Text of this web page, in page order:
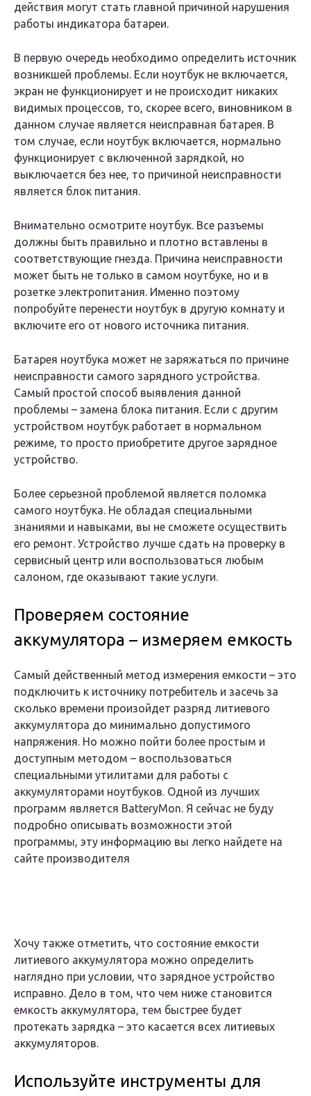
действия могут стать главной причиной нарушения
работы индикатора батареи.
В первую очередь необходимо определить источник
возникшей проблемы. Если ноутбук не включается,
экран не функционирует и не происходит никаких
видимых процессов, то, скорее всего, виновником в
данном случае является неисправная батарея. В
том случае, если ноутбук включается, нормально
функционирует с включенной зарядкой, но
выключается без нее, то причиной неисправности
является блок питания.
Внимательно осмотрите ноутбук. Все разъемы
должны быть правильно и плотно вставлены в
соответствующие гнезда. Причина неисправности
может быть не только в самом ноутбуке, но и в
розетке электропитания. Именно поэтому
попробуйте перенести ноутбук в другую комнату и
включите его от нового источника питания.
Батарея ноутбука может не заряжаться по причине
неисправности самого зарядного устройства.
Самый простой способ выявления данной
проблемы – замена блока питания. Если с другим
устройством ноутбук работает в нормальном
режиме, то просто приобретите другое зарядное
устройство.
Более серьезной проблемой является поломка
самого ноутбука. Не обладая специальными
знаниями и навыками, вы не сможете осуществить
его ремонт. Устройство лучше сдать на проверку в
сервисный центр или воспользоваться любым
салоном, где оказывают такие услуги.
Проверяем состояние
аккумулятора – измеряем емкость
Самый действенный метод измерения емкости – это
подключить к источнику потребитель и засечь за
сколько времени произойдет разряд литиевого
аккумулятора до минимально допустимого
напряжения. Но можно пойти более простым и
доступным методом – воспользоваться
специальными утилитами для работы с
аккумуляторами ноутбуков. Одной из лучших
программ является BatteryMon. Я сейчас не буду
подробно описывать возможности этой
программы, эту информацию вы легко найдете на
сайте производителя
Хочу также отметить, что состояние емкости
литиевого аккумулятора можно определить
наглядно при условии, что зарядное устройство
исправно. Дело в том, что чем ниже становится
емкость аккумулятора, тем быстрее будет
протекать зарядка – это касается всех литиевых
аккумуляторов.
Используйте инструменты для